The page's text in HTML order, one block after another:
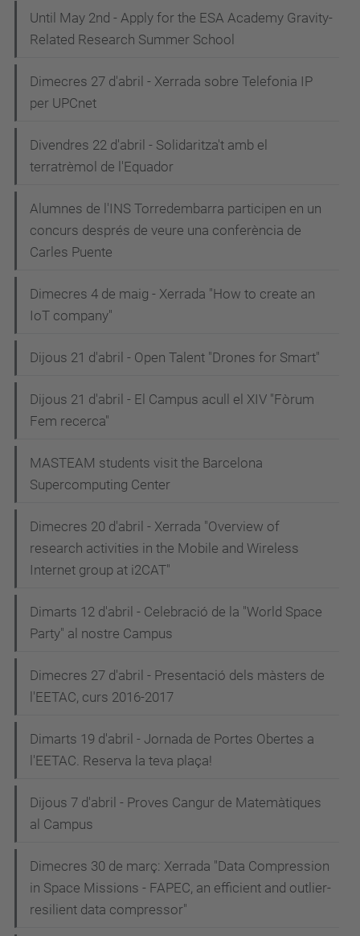
Until May 2nd - Apply for the ESA Academy Gravity-
Related Research Summer School
Dimecres 27 d'abril - Xerrada sobre Telefonia IP
per UPCnet
Divendres 22 d'abril - Solidaritza't amb el
terratrèmol de l'Equador
Alumnes de l'INS Torredembarra participen en un
concurs després de veure una conferència de
Carles Puente
Dimecres 4 de maig - Xerrada "How to create an
IoT company"
Dijous 21 d'abril - Open Talent "Drones for Smart"
Dijous 21 d'abril - El Campus acull el XIV "Fòrum
Fem recerca"
MASTEAM students visit the Barcelona
Supercomputing Center
Dimecres 20 d'abril - Xerrada "Overview of
research activities in the Mobile and Wireless
Internet group at i2CAT"
Dimarts 12 d'abril - Celebració de la "World Space
Party" al nostre Campus
Dimecres 27 d'abril - Presentació dels màsters de
l'EETAC, curs 2016-2017
Dimarts 19 d'abril - Jornada de Portes Obertes a
l'EETAC. Reserva la teva plaça!
Dijous 7 d'abril - Proves Cangur de Matemàtiques
al Campus
Dimecres 30 de març: Xerrada "Data Compression
in Space Missions - FAPEC, an efficient and outlier-
resilient data compressor"